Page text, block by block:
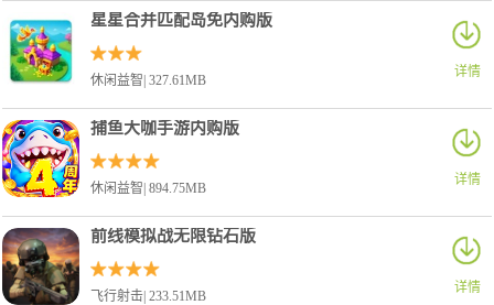
详情
星星合并匹配岛免内购版
休闲益智| 327.61MB
详情
捕鱼大咖手游内购版
休闲益智| 894.75MB
详情
前线模拟战无限钻石版
飞行射击| 233.51MB